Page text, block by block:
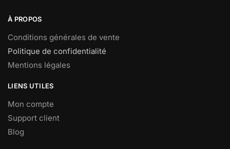
À PROPOS
Conditions générales de vente
Politique de confidentialité
Mentions légales
LIENS UTILES
Mon compte
Support client
Blog